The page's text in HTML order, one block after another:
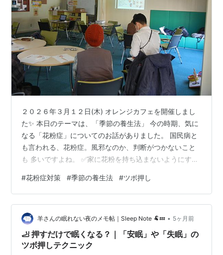
２０２６年３月１２日(木) オレンジカフェを開催しまし
た✨ 本日のテーマは、「季節の養生法」 今の時期、気に
なる「花粉症」についてのお話がありました。 国民病と
も言われる、花粉症。風邪なのか、判断がつかないこと
も 多いですよね。 ✅家に花粉を持ち込まないようにする
時間帯の外出を避ける など、具体的な対策を教えていた
だきました。 「花粉症」に効くツボについて、教えてい
ただきました！ 頭⇒眉⇒目の周り⇒鼻 と呼吸をしなが
ら、押していきます。 行ったあとは、目の周りがすっき
り✨ 鼻がスッっと通ったという方も！！ 耳の周りのツボ
は、痛みがある方もい…
#花粉症対策 #季節の養生法 #ツボ押し
羊さんの眠れない夜のメモ帖｜Sleep Note 🐏💤 • 5ヶ月前
🦶 押すだけで眠くなる？｜「安眠」や「失眠」の
ツボ押しテクニック